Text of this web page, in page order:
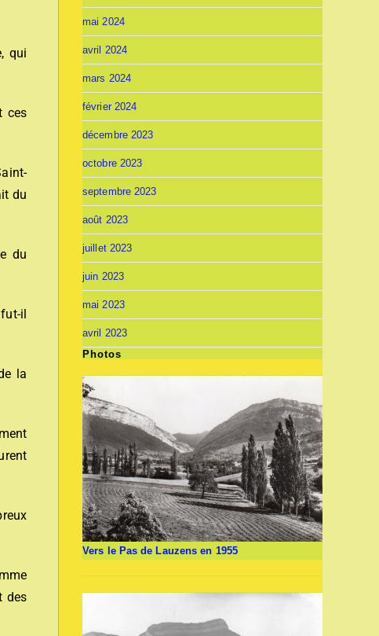
qui
ces
du
du
il
la
des
mai 2024
avril 2024
mars 2024
février 2024
décembre 2023
octobre 2023
septembre 2023
août 2023
juillet 2023
juin 2023
mai 2023
avril 2023
Photos
Vers le Pas de Lauzens en 1955